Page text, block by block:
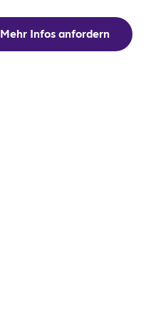
Mehr Infos anfordern